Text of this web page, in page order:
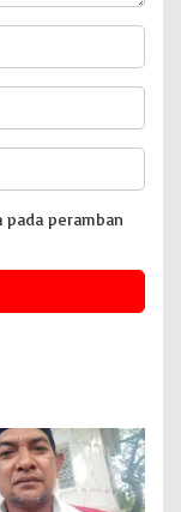
pada peramban